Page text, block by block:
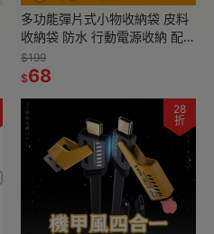
多功能彈片式小物收納袋 皮料
收納袋 防水 行動電源收納 配件
收納 精油收納袋 旅行袋
IWALK 收納袋 收納包
$199
$68
28
折